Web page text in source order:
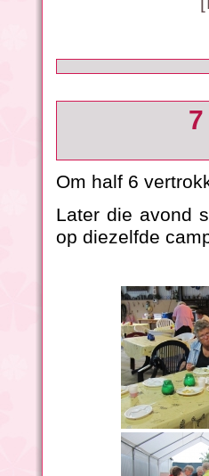
Om half 6
Later die avond
op diezelfde